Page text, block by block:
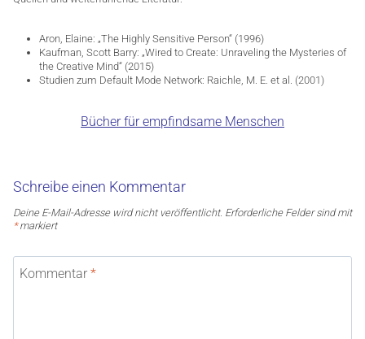
Aron, Elaine: „The Highly Sensitive Person“ (1996)
Kaufman, Scott Barry: „Wired to Create: Unraveling the Mysteries of
the Creative Mind“ (2015)
Studien zum Default Mode Network: Raichle, M. E. et al. (2001)
Bücher für empfindsame Menschen
Schreibe einen Kommentar
Deine E-Mail-Adresse wird nicht veröffentlicht. Erforderliche Felder sind mit
*markiert
Kommentar *